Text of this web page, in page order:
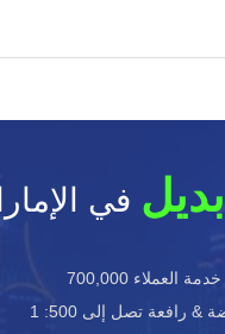
رافعة تصل إلى 500: 1